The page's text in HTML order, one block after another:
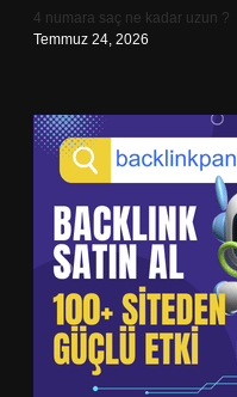
4 numara saç ne kadar uzun ?
Temmuz 24, 2026